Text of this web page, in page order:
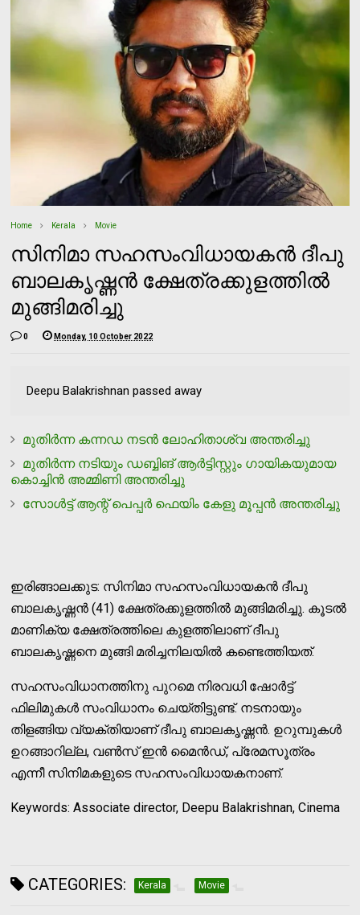
Home Kerala Movie
സിനിമാ സഹസംവിധായകന്‍ ദീപു
ബാലകൃഷ്ണന്‍ ക്ഷേത്രക്കുളത്തില്‍
മുങ്ങിമരിച്ചു
0 Monday, 10 October 2022
Deepu Balakrishnan passed away
മുതിര്‍ന്ന കന്നഡ നടന്‍ ലോഹിതാശ്വ അന്തരിച്ചു
മുതിര്‍ന്ന നടിയും ഡബ്ബിങ് ആര്‍ട്ടിസ്റ്റും ഗായികയുമായ
കൊച്ചിന്‍ അമ്മിണി അന്തരിച്ചു
സോള്‍ട്ട് ആന്റ് പെപ്പര്‍ ഫെയിം കേളു മൂപ്പന്‍ അന്തരിച്ചു
ഇരിങ്ങാലക്കുട: സിനിമാ സഹസംവിധായകന്‍ ദീപു
ബാലകൃഷ്ണന്‍ (41) ക്ഷേത്രക്കുളത്തില്‍ മുങ്ങിമരിച്ചു. കൂടല്‍
മാണിക്യ ക്ഷേത്രത്തിലെ കുളത്തിലാണ് ദീപു
ബാലകൃഷ്ണനെ മുങ്ങി മരിച്ചനിലയില്‍ കണ്ടെത്തിയത്.
സഹസംവിധാനത്തിനു പുറമെ നിരവധി ഷോര്‍ട്ട്
ഫിലിമുകള്‍ സംവിധാനം ചെയ്തിട്ടുണ്ട്. നടനായും
തിളങ്ങിയ വ്യക്തിയാണ് ദീപു ബാലകൃഷ്ണന്‍. ഉറുമ്പുകള്‍
ഉറങ്ങാറില്ല, വണ്‍സ് ഇന്‍ മൈന്‍ഡ്, പ്രേമസൂത്രം
എന്നീ സിനിമകളുടെ സഹസംവിധായകനാണ്.
Keywords: Associate director, Deepu Balakrishnan, Cinema
CATEGORIES: Kerala Movie